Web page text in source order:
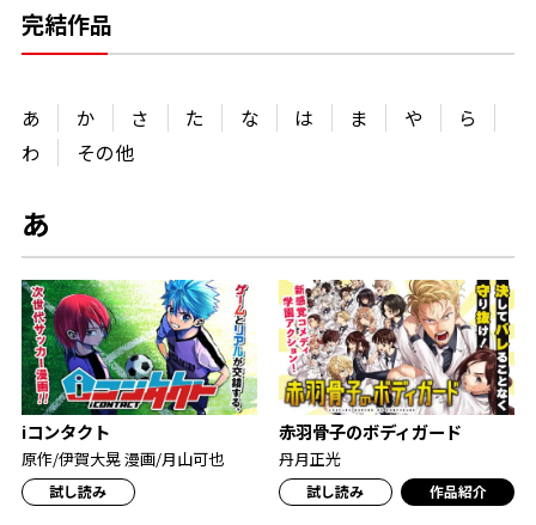
完結作品
あ か さ た な は ま や
ら
わ
その他
あ
iコンタクト
原作/伊賀大晃 漫画/月山可也
試し読み
赤羽骨子のボディガード
丹月正光
試し読み 作品紹介